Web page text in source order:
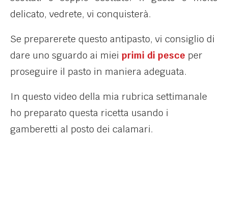
delicato, vedrete, vi conquisterà.
Se preparerete questo antipasto, vi consiglio di
dare uno sguardo ai miei primi di pesce per
proseguire il pasto in maniera adeguata.
In questo video della mia rubrica settimanale
ho preparato questa ricetta usando i
gamberetti al posto dei calamari.